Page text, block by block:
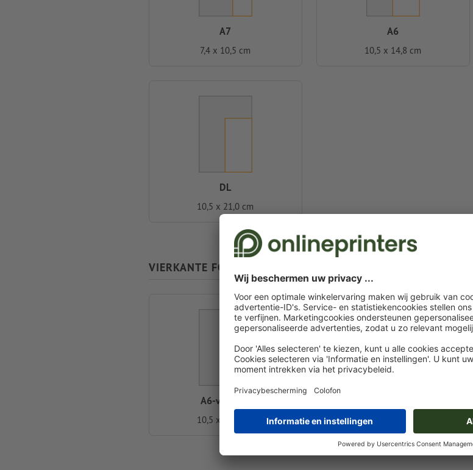
A7
7,4 x 10,5 cm
A6
10,5 x 14,8 cm
DL
10,5 x 21,0 cm
VIERKANTE FORMATEN
A6-vierkant
10,5 x 10,5 cm 14,8 x 14,8 cm